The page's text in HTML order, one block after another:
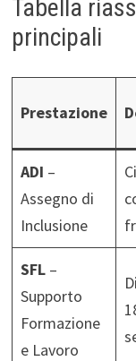
Tabella
principali
Prestazione
ADI –
Assegno di
Inclusione
SFL–
Supporto
Formazione
e Lavoro